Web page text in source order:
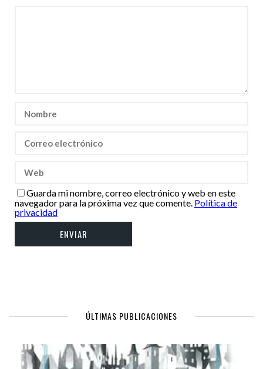
Guarda mi nombre, correo electrónico y web en este
navegador para la próxima vez que comente. Política de
privacidad
ÚLTIMAS PUBLICACIONES